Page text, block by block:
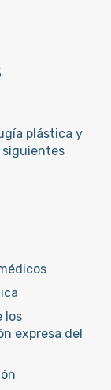
plástica y
siguientes
los
expresa del